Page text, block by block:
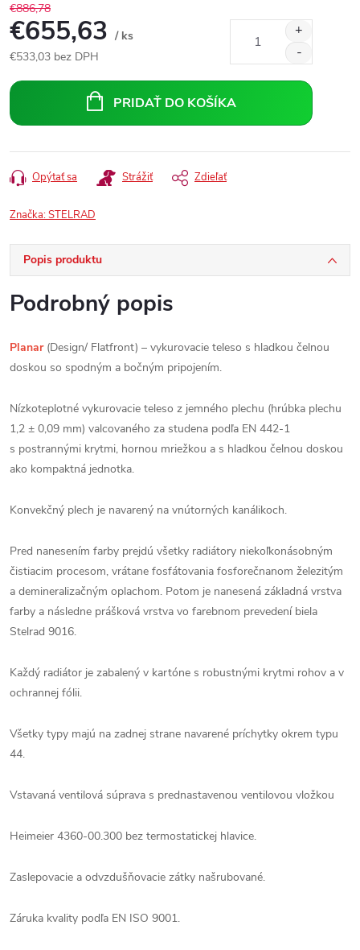
€886,78
€655,63 / ks
€533,03 bez DPH
cena:
PRIDAŤ DO KOŠÍKA
Opýtať sa Strážiť Zdieľať
Značka:STELRAD
Popis produktu
Podrobný popis
Planar(Design/ Flatfront) – vykurovacie teleso s hladkou čelnou
doskou so spodným a bočným pripojením.
Nízkoteplotné vykurovacie teleso z jemného plechu (hrúbka plechu
1,2 ± 0,09 mm) valcovaného za studena podľa EN 442-1
s postrannými krytmi, hornou mriežkou a s hladkou čelnou doskou
ako kompaktná jednotka.
Konvekčný plech je navarený na vnútorných kanálikoch.
Pred nanesením farby prejdú všetky radiátory niekoľkonásobným
čistiacim procesom, vrátane fosfátovania fosforečnanom železitým
a demineralizačným oplachom. Potom je nanesená základná vrstva
farby a následne prášková vrstva vo farebnom prevedení biela
Stelrad 9016.
Každý radiátor je zabalený v kartóne s robustnými krytmi rohov a v
ochrannej fólii.
Všetky typy majú na zadnej strane navarené príchytky okrem typu
44.
Vstavaná ventilová súprava s prednastavenou ventilovou vložkou
Heimeier 4360-00.300 bez termostatickej hlavice.
Zaslepovacie a odvzdušňovacie zátky našrubované.
Záruka kvality podľa EN ISO 9001.